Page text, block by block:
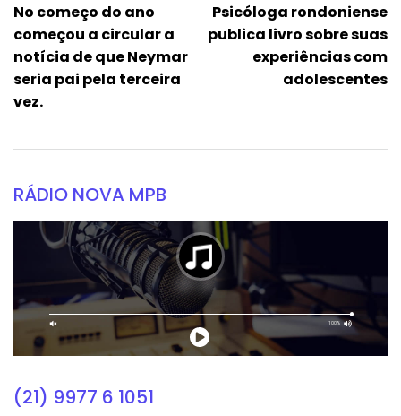
No começo do ano
começou a circular a
notícia de que Neymar
seria pai pela terceira
vez.
Psicóloga rondoniense
publica livro sobre suas
experiências com
adolescentes
RÁDIO NOVA MPB
(21) 9977 6 1051